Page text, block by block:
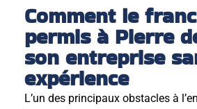
Comment le
permis à Pierre
son entreprise
expérience
L’un des principaux obstacles à